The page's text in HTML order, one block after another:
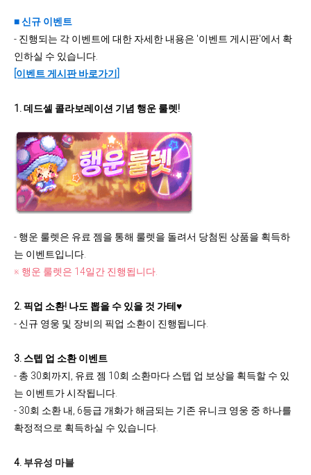
■ 신규 이벤트
- 진행되는 각 이벤트에 대한 자세한 내용은 '이벤트 게시판'에서 확
인하실 수 있습니다.
[이벤트 게시판 바로가기]
1. 데드셀 콜라보레이션 기념 행운 룰렛!
- 행운 룰렛은 유료 젬을 통해 룰렛을 돌려서 당첨된 상품을 획득하
는 이벤트입니다.
※ 행운 룰렛은 14일간 진행됩니다.
2. 픽업 소환! 나도 뽑을 수 있을 것 가테♥
- 신규 영웅 및 장비의 픽업 소환이 진행됩니다.
3. 스텝 업 소환 이벤트
- 총 30회까지, 유료 젬 10회 소환마다 스텝 업 보상을 획득할 수 있
는 이벤트가 시작됩니다.
- 30회 소환 내, 6등급 개화가 해금되는 기존 유니크 영웅 중 하나를
확정적으로 획득하실 수 있습니다.
4. 부유성 마블